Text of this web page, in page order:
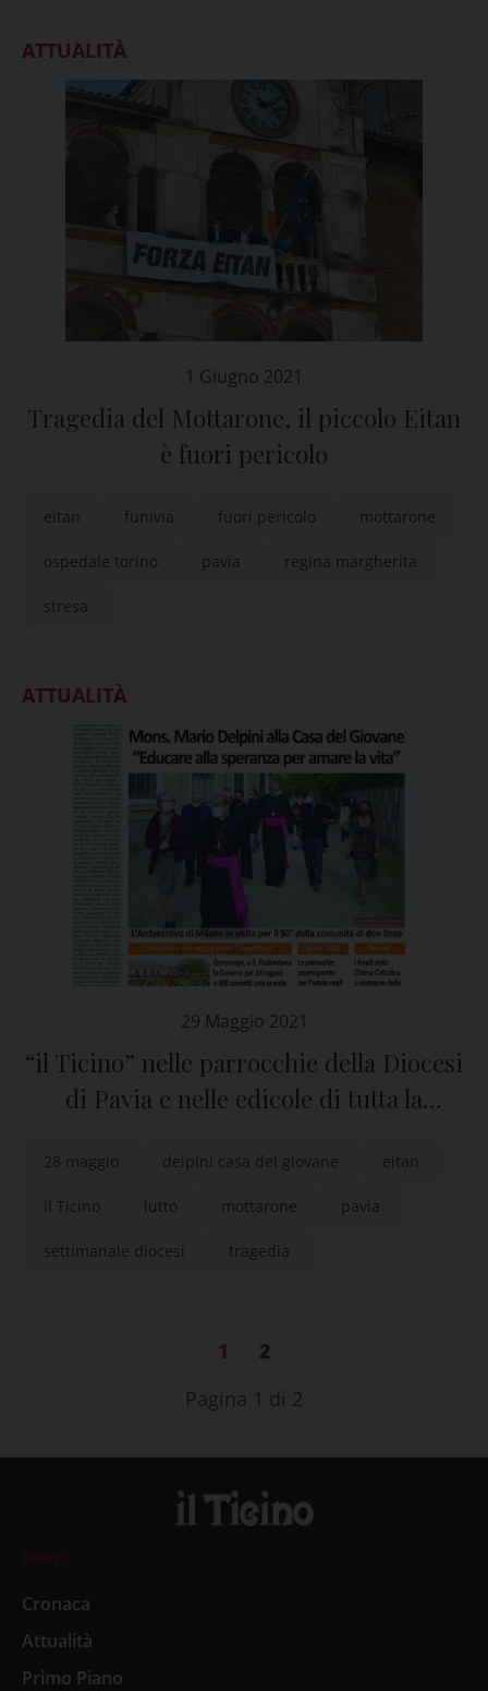
ATTUALITÀ
1 Giugno 2021
Tragedia del Mottarone, il piccolo Eitan
è fuori pericolo
eitan funivia fuori pericolo mottarone
ospedale torino pavia regina margherita
stresa
ATTUALITÀ
29 Maggio 2021
“il Ticino” nelle parrocchie della Diocesi
di Pavia e nelle edicole di tutta la
28 maggio delpini casa del giovane eitan
Il Ticino lutto mottarone pavia
settimanale diocesi tragedia
1
2
Pagina 1 di 2
News
Cronaca
Attualità
Primo Piano